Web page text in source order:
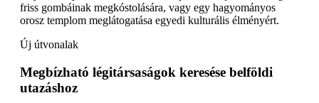
friss gombáinak megkóstolására, vagy egy hagyományos
orosz templom meglátogatása egyedi kulturális élményért.
Új útvonalak
Megbízható légitársaságok keresése belföldi
utazáshoz